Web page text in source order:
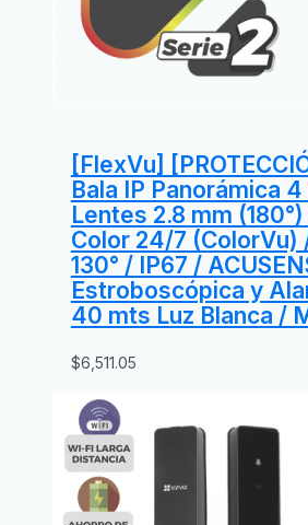
[FlexVu]
Bala IP Panorámica
Lentes 2.8 mm
Color 24/7 (ColorVu)
130° / IP67 /
Estroboscópica y
40 mts Luz Blanca /
$6,511.05